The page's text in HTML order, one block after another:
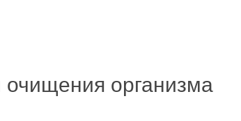
организма